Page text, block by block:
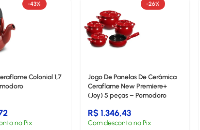
-43%
Colonial 1,7
no Pix
-26%
Jogo De Panelas De Cerâmica
Ceraflame New Premiere+
(Joy) 5 peças – Pomodoro
R$1.346,43
Com desconto no Pix